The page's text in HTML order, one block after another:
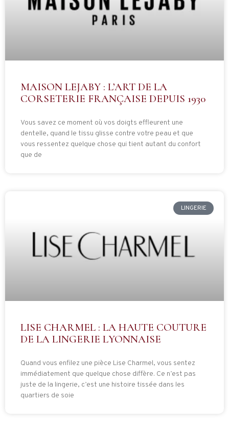
MAISON LEJABY : L’ART DE LA
CORSETERIE FRANÇAISE DEPUIS 1930
Vous savez ce moment où vos doigts effleurent une
dentelle, quand le tissu glisse contre votre peau et que
vous ressentez quelque chose qui tient autant du confort
que de
LINGERIE
LISE CHARMEL : LA HAUTE COUTURE
DE LA LINGERIE LYONNAISE
Quand vous enfilez une pièce Lise Charmel, vous sentez
immédiatement que quelque chose diffère. Ce n’est pas
juste de la lingerie, c’est une histoire tissée dans les
quartiers de soie